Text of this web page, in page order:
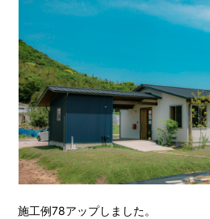
施工例78アップしました。